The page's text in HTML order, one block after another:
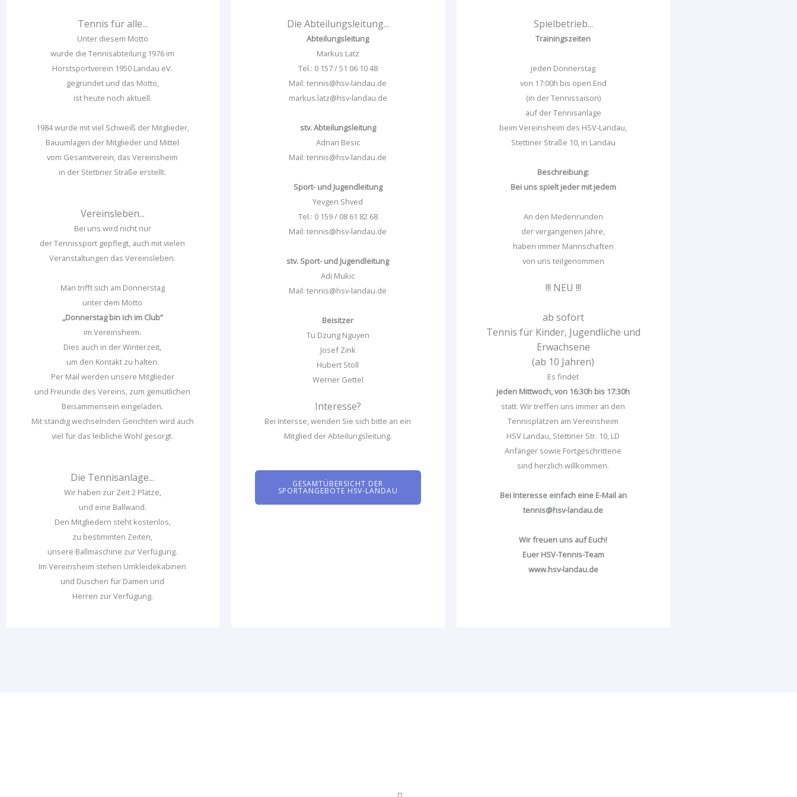
Tennis für alle...
Unter diesem Motto
wurde die Tennisabteilung 1976 im
Horstsportverein 1950 Landau eV.
gegründet und das Motto,
ist heute noch aktuell.
1984 wurde mit viel Schweiß der Mitglieder,
Bauumlagen der Mitglieder und Mittel
vom Gesamtverein, das Vereinsheim
in der Stettiner Straße erstellt.
Vereinsleben...
Bei uns wird nicht nur
der Tennissport gepflegt, auch mit vielen
Veranstaltungen das Vereinsleben.
Man trifft sich am Donnerstag
unter dem Motto
„Donnerstag bin ich im Club“
im Vereinsheim.
Dies auch in der Winterzeit,
um den Kontakt zu halten.
Per Mail werden unsere Mitglieder
und Freunde des Vereins, zum gemütlichen
Beisammensein eingeladen.
Mit ständig wechselnden Gerichten wird auch
viel für das leibliche Wohl gesorgt.
Die Tennisanlage...
Wir haben zur Zeit 2 Plätze,
und eine Ballwand.
Den Mitgliedern steht kostenlos,
zu bestimmten Zeiten,
unsere Ballmaschine zur Verfügung.
Im Vereinsheim stehen Umkleidekabinen
und Duschen für Damen und
Herren zur Verfügung.
Die Abteilungsleitung...
Abteilungsleitung
Markus Latz
Tel.: 0 157 / 51 06 10 48
Mail: tennis@hsv-landau.de
markus.latz@hsv-landau.de
stv. Abteilungsleitung
Adnan Besic
Mail: tennis@hsv-landau.de
Sport- und Jugendleitung
Yevgen Shved
Tel.: 0 159 / 08 61 82 68
Mail: tennis@hsv-landau.de
stv. Sport- und Jugendleitung
Adi Mukic
Mail: tennis@hsv-landau.de
Beisitzer
Tu Dzung Nguyen
Josef Zink
Hubert Stoll
Werner Gettel
Interesse?
Bei Intersse, wenden Sie sich bitte an ein
Mitglied der Abteilungsleitung.
GESAMTÜBERSICHT DER
SPORTANGEBOTE HSV-LANDAU
Spielbetrieb...
Trainingszeiten
jeden Donnerstag
von 17:00h bis open End
(in der Tennissaison)
auf der Tennisanlage
beim Vereinsheim des HSV-Landau,
Stettiner Straße 10, in Landau
Beschreibung:
Bei uns spielt jeder mit jedem
An den Medenrunden
der vergangenen Jahre,
haben immer Mannschaften
von uns teilgenommen
!!! NEU !!!
ab sofort
Tennis für Kinder, Jugendliche und
Erwachsene
(ab 10 Jahren)
Es findet
jeden Mittwoch, von 16:30h bis 17:30h
statt. Wir treffen uns immer an den
Tennisplätzen am Vereinsheim
HSV Landau, Stettiner Str. 10, LD
Anfänger sowie Fortgeschrittene
sind herzlich willkommen.
Bei Interesse einfach eine E-Mail an
tennis@hsv-landau.de
Wir freuen uns auf Euch!
Euer HSV-Tennis-Team
www.hsv-landau.de